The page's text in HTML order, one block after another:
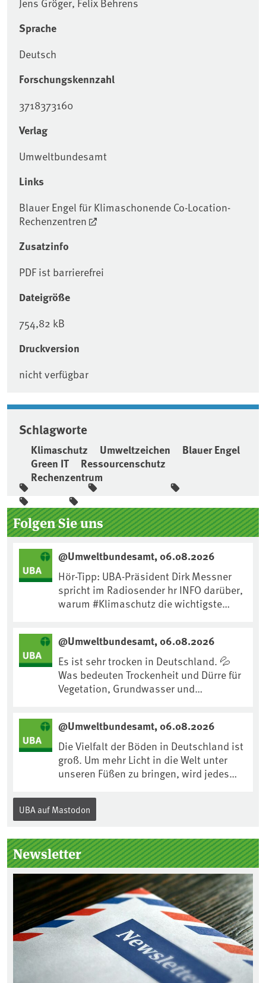
Sprache
Deutsch
Forschungskennzahl
3718373160
Verlag
Umweltbundesamt
Links
Blauer Engel für Klimaschonende Co-Location-
Rechenzentren
Zusatzinfo
PDF ist barrierefrei
Dateigröße
754,82 kB
Druckversion
nicht verfügbar
Schlagworte
Klimaschutz Umweltzeichen
Blauer Engel
Green IT
Ressourcenschutz
Rechenzentrum
Seitenleiste
Folgen Sie uns
@Umweltbundesamt, 06.08.2026
Hör-Tipp: UBA-Präsident Dirk Messner
spricht im Radiosender hr INFO darüber,
warum #Klimaschutz die wichtigste
https://www.ardsounds.de/episode/urn
:ard:episode:0e7cf1c4b819c26d/
@Umweltbundesamt, 06.08.2026
Es ist sehr trocken in Deutschland. 💦
Was bedeuten Trockenheit und Dürre für
Vegetation, Grundwasser und
anpassen?🤔Antworten auf diese und
weitere Fragen auf unserer Webseite:
www.uba.de/trockenheit #Trockenheit
#Klimawandel
@Umweltbundesamt, 06.08.2026
Die Vielfalt der Böden in Deutschland ist
groß. Um mehr Licht in die Welt unter
unseren Füßen zu bringen, wird jedes
Internationalen Tag des Bodens, der
„Boden des Jahres“ vorgestellt. Das UBA
Kuratorium, wie wird der Boden des
Jahres ausgewählt und was passiert
eigentlich während eines solchen
Bodenjahres? Infos dazu gibt es im
aktuellen Podcast „Soilcast“. Jetzt
reinhören:
https://soilcast.de/interview/sc202-
interview-die-kuer-der-krume/
UBA auf Mastodon
Newsletter